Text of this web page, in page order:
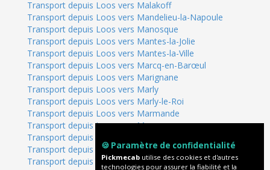
Transport depuis Loos vers Malakoff
Transport depuis Loos vers Mandelieu-la-Napoule
Transport depuis Loos vers Manosque
Transport depuis Loos vers Mantes-la-Jolie
Transport depuis Loos vers Mantes-la-Ville
Transport depuis Loos vers Marcq-en-Barœul
Transport depuis Loos vers Marignane
Transport depuis Loos vers Marly
Transport depuis Loos vers Marly-le-Roi
Transport depuis Loos vers Marmande
Transport depuis Loos vers Maromme
Transport depuis Loos vers Marrakech
Transport depuis Loos vers Marseille
Transport depuis Loos vers Martigues
🍪 Paramètre de confidentialité
Pickmecab utilise des cookies et d'autres
technologies pour assurer la fiabilité et la